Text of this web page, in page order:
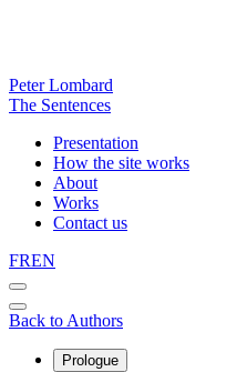
Peter Lombard
The Sentences
Presentation
How the site works
About
Works
Contact us
FREN
Back to Authors
Prologue